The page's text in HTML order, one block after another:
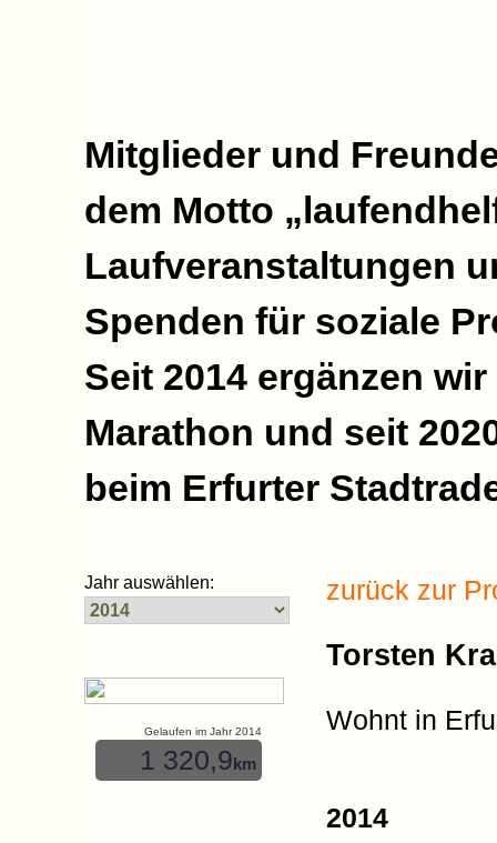
Mitglieder und
dem Motto
Laufveranstaltungen
Spenden für soziale
Seit 2014 ergänzen
Marathon und seit
beim Erfurter
Jahr auswählen:
Gelaufen im Jahr 2014
1 320,9km
zurück zur
Torsten
Wohnt in
2014